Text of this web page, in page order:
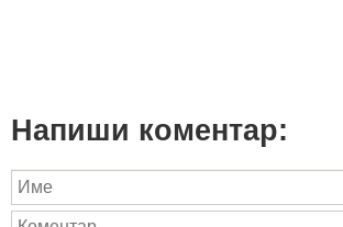
Напиши коментар: